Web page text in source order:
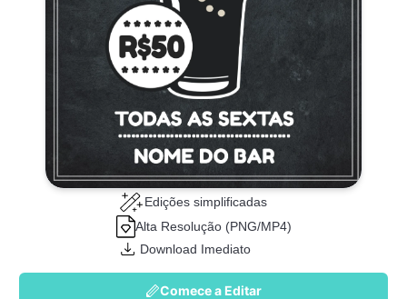
Edições simplificadas
Alta Resolução (PNG/MP4)
Download Imediato
Comece a Editar